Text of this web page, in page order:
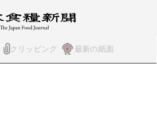
クリッピング 最新の紙面